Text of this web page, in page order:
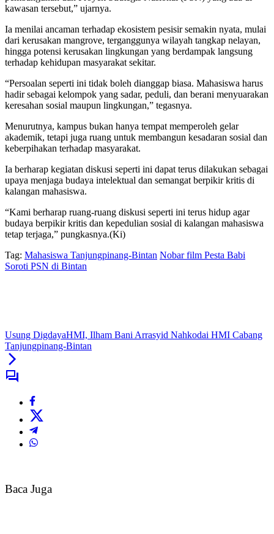
kawasan tersebut,” ujarnya.
Ia menilai ancaman terhadap ekosistem pesisir semakin nyata, mulai
dari kerusakan mangrove, terganggunya wilayah tangkap nelayan,
hingga potensi kerusakan lingkungan yang berdampak langsung
terhadap kehidupan masyarakat sekitar.
“Persoalan seperti ini tidak boleh dianggap biasa. Mahasiswa harus
hadir sebagai kelompok yang sadar, peduli, dan berani menyuarakan
keresahan sosial maupun lingkungan,” tegasnya.
Menurutnya, kampus bukan hanya tempat memperoleh gelar
akademik, tetapi juga ruang untuk membangun kesadaran sosial dan
keberpihakan terhadap masyarakat.
Ia berharap kegiatan diskusi seperti ini dapat terus dilakukan sebagai
upaya menjaga budaya intelektual dan semangat berpikir kritis di
kalangan mahasiswa.
“Kami berharap ruang-ruang diskusi seperti ini terus hidup agar
budaya berpikir kritis dan kepedulian sosial di kalangan mahasiswa
tetap terjaga,” pungkasnya.(Ki)
Tag: Mahasiswa Tanjungpinang-Bintan Nobar film Pesta Babi
Soroti PSN di Bintan
Usung DigdayaHMI, Ilham Bani Arrasyid Nahkodai HMI Cabang
Tanjungpinang-Bintan
Baca Juga